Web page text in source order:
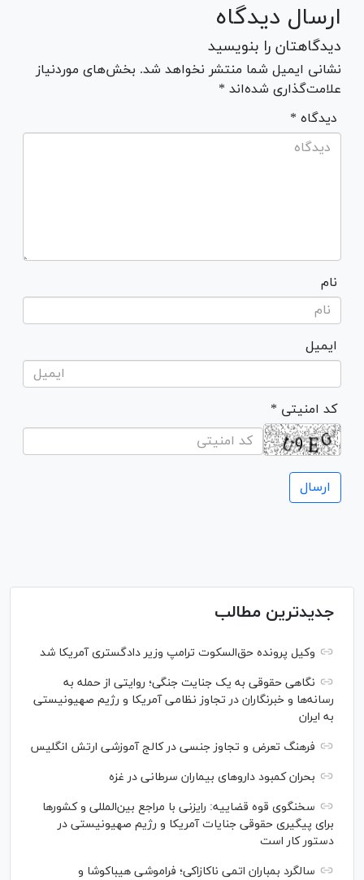
ارسال دیدگاه
دیدگاهتان را بنویسید
نشانی ایمیل شما منتشر نخواهد شد. بخش‌های موردنیاز
علامت‌گذاری شده‌اند *
* دیدگاه
نام
ایمیل
* کد امنیتی
جدیدترین مطالب
وکیل پرونده حق‌السکوت ترامپ وزیر دادگستری آمریکا شد
نگاهی حقوقی به یک جنایت جنگی؛ روایتی از حمله به
رسانه‌ها و خبرنگاران در تجاوز نظامی آمریکا و رژیم صهیونیستی
به ایران
فرهنگ تعرض و تجاوز جنسی در کالج آموزشی ارتش انگلیس
بحران کمبود دارو‌های بیماران سرطانی در غزه
سخنگوی قوه قضاییه: رایزنی‌ با مراجع بین‌المللی و کشور‌ها
برای پیگیری حقوقی جنایات آمریکا و رژیم صهیونیستی در
دستور کار است
سالگرد بمباران اتمی ناکازاکی؛ فراموشی هیباکوشا و